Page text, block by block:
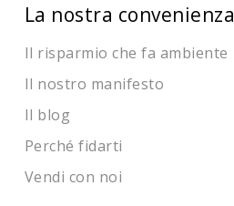
La nostra convenienza
Il risparmio che fa ambiente
Il nostro manifesto
Il blog
Perché fidarti
Vendi con noi